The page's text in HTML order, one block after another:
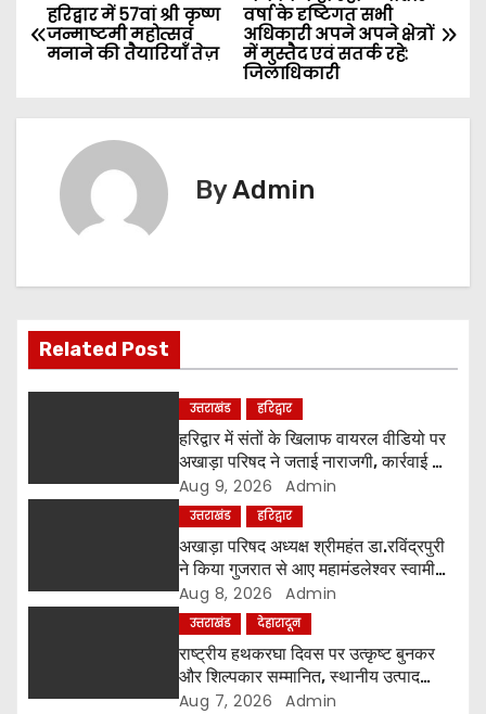
o
v
i
g
i
n
वर्षा के दृष्टिगत सभी
अधिकारी अपने अपने क्षेत्रों
में मुस्तैद एवं सतर्क रहे:
जिलाधिकारी
हरिद्वार में 57वां श्री कृष्ण
जन्माष्टमी महोत्सव
मनाने की तैयारियाँ तेज़
ByAdmin
Related Post
उत्तराखंड हरिद्वार
हरिद्वार में संतों के खिलाफ वायरल वीडियो पर
अखाड़ा परिषद ने जताई नाराजगी, कार्रवाई की
चेतावनी दी
Aug 9, 2026 Admin
उत्तराखंड हरिद्वार
अखाड़ा परिषद अध्यक्ष श्रीमहंत डा.रविंद्रपुरी
ने किया गुजरात से आए महामंडलेश्वर स्वामी
कुर्षी पुरी और भक्तों का स्वागत
Aug 8, 2026 Admin
उत्तराखंड देहारादून
राष्ट्रीय हथकरघा दिवस पर उत्कृष्ट बुनकर
और शिल्पकार सम्मानित, स्थानीय उत्पाद
अपनाने का आह्वान
Aug 7, 2026 Admin